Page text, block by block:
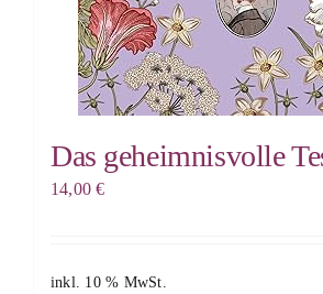
Das geheimnisvolle
14,00€
inkl. 10 % MwSt.